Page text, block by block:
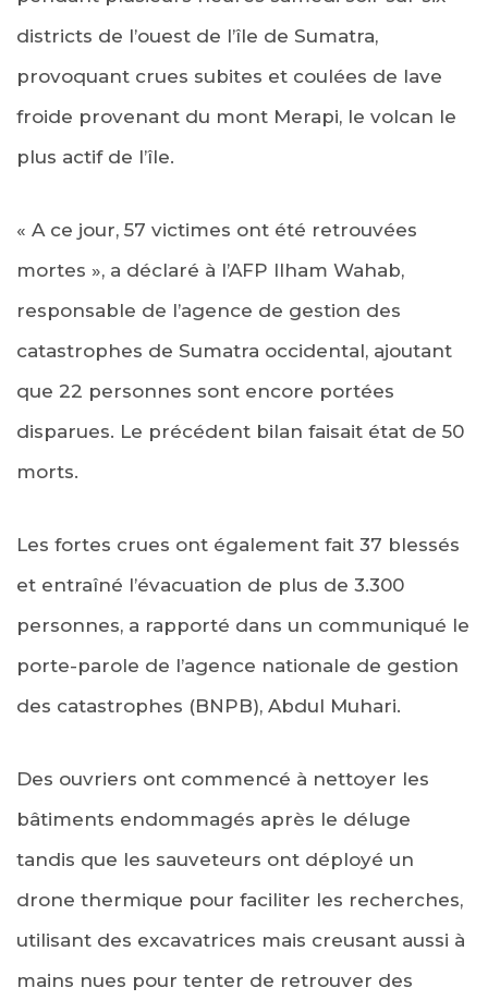
districts de l’ouest de l’île de Sumatra,
provoquant crues subites et coulées de lave
froide provenant du mont Merapi, le volcan le
plus actif de l’île.
« A ce jour, 57 victimes ont été retrouvées
mortes », a déclaré à l’AFP Ilham Wahab,
responsable de l’agence de gestion des
catastrophes de Sumatra occidental, ajoutant
que 22 personnes sont encore portées
disparues. Le précédent bilan faisait état de 50
morts.
Les fortes crues ont également fait 37 blessés
et entraîné l’évacuation de plus de 3.300
personnes, a rapporté dans un communiqué le
porte-parole de l’agence nationale de gestion
des catastrophes (BNPB), Abdul Muhari.
Des ouvriers ont commencé à nettoyer les
bâtiments endommagés après le déluge
tandis que les sauveteurs ont déployé un
drone thermique pour faciliter les recherches,
utilisant des excavatrices mais creusant aussi à
mains nues pour tenter de retrouver des